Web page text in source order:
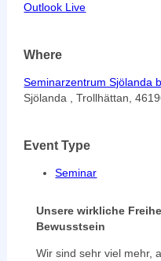
Outlook Live
Where
Seminarzentrum Sjölanda
Sjölanda , Trollhättan,
Event Type
Seminar
Unsere wirkliche
Bewusstsein
Wir sind sehr viel mehr,